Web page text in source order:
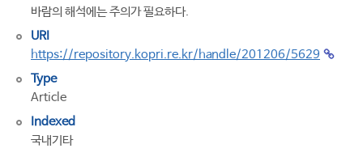
바람의 해석에는 주의가 필요하다.
URI
https://repository.kopri.re.kr/handle/201206/5629
Type
Article
Indexed
국내기타